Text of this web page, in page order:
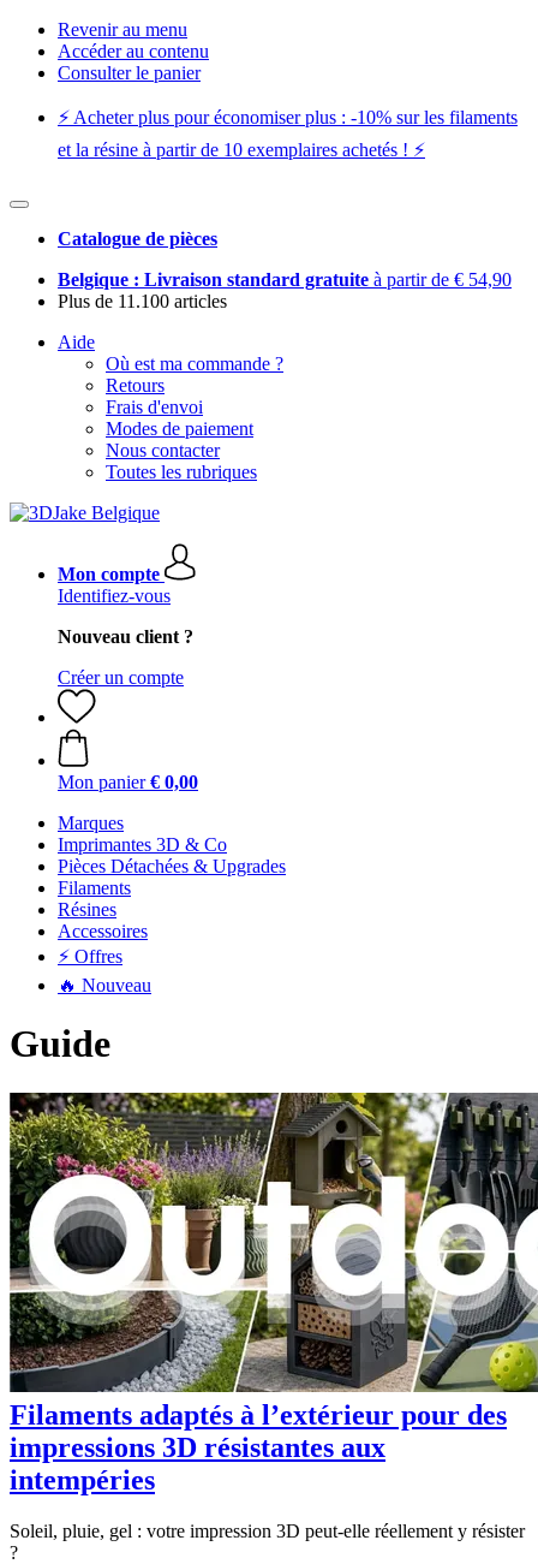
Revenir au menu
Accéder au contenu
Consulter le panier
⚡️ Acheter plus pour économiser plus : -10% sur les filaments
et la résine à partir de 10 exemplaires achetés ! ⚡️
Catalogue de pièces
Belgique : Livraison standard gratuite à partir de € 54,90
Plus de 11.100 articles
Aide
Où est ma commande ?
Retours
Frais d'envoi
Modes de paiement
Nous contacter
Toutes les rubriques
Mon compte
Identifiez-vous
Nouveau client ?
Créer un compte
Mon panier € 0,00
Marques
Imprimantes 3D & Co
Pièces Détachées & Upgrades
Filaments
Résines
Accessoires
⚡ Offres
🔥 Nouveau
Guide
Filaments adaptés à l’extérieur pour des
impressions 3D résistantes aux
intempéries
Soleil, pluie, gel : votre impression 3D peut-elle réellement y résister
?